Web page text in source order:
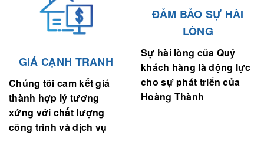
GIÁ CẠNH TRANH
Chúng tôi cam kết giá
thành hợp lý tương
xứng với chất lượng
công trình và dịch vụ
ĐẢM BẢO SỰ HÀI
LÒNG
Sự hài lòng của Quý
khách hàng là động lực
cho sự phát triển của
Hoàng Thành